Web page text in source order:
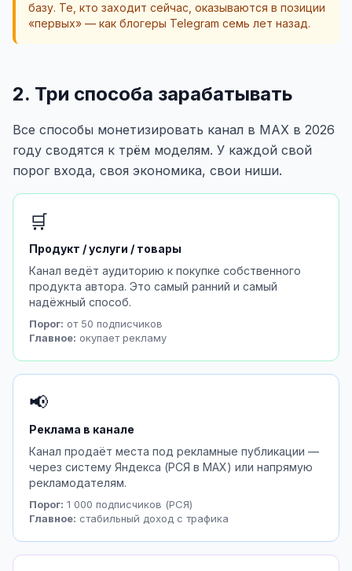
базу. Те, кто заходит сейчас, оказываются в позиции
«первых» — как блогеры Telegram семь лет назад.
2. Три способа зарабатывать
Все способы монетизировать канал в MAX в 2026
году сводятся к трём моделям. У каждой свой
порог входа, своя экономика, свои ниши.
🛒
Продукт / услуги / товары
Канал ведёт аудиторию к покупке собственного
продукта автора. Это самый ранний и самый
надёжный способ.
Порог: от 50 подписчиков
Главное: окупает рекламу
📢
Реклама в канале
Канал продаёт места под рекламные публикации —
через систему Яндекса (РСЯ в MAX) или напрямую
рекламодателям.
Порог: 1 000 подписчиков (РСЯ)
Главное: стабильный доход с трафика